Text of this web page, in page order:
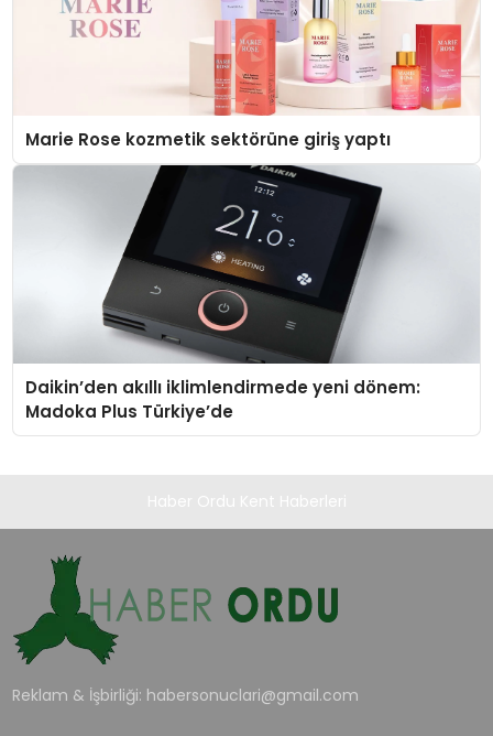
Marie Rose kozmetik sektörüne giriş yaptı
Daikin’den akıllı iklimlendirmede yeni dönem:
Madoka Plus Türkiye’de
Reklam & İşbirliği: habersonuclari@gmail.com